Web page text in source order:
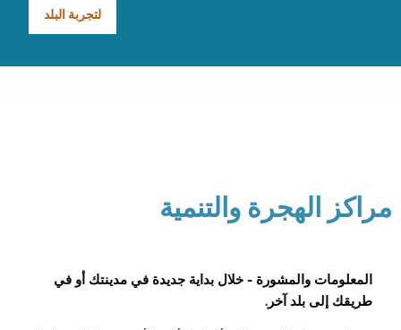
لتجربة البلد
مراكز الهجرة والتنمية
المعلومات والمشورة - خلال بداية جديدة في مدينتك أو في
طريقك إلى بلد آخر.